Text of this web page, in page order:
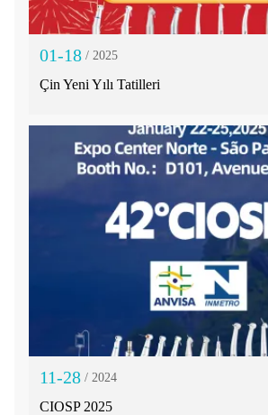
01-18 / 2025
Çin Yeni Yılı Tatilleri
11-28 / 2024
CIOSP 2025